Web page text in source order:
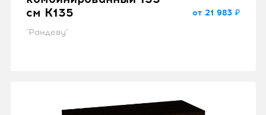
см K135
"Рандеву"
от 21 983 ₽